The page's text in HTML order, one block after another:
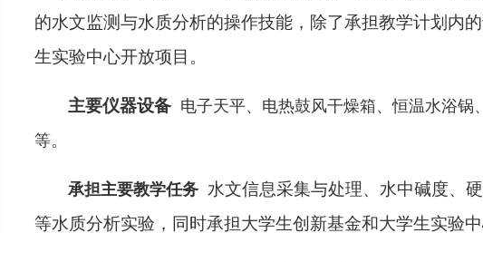
的水文监测与水质分析的操作技能，除了承担教学计划内
生实验中心开放项目。
主要仪器设备 电子天平、电热鼓风干燥箱、恒温水浴
等。
承担主要教学任务 水文信息采集与处理、水中碱度、
等水质分析实验，同时承担大学生创新基金和大学生实验中